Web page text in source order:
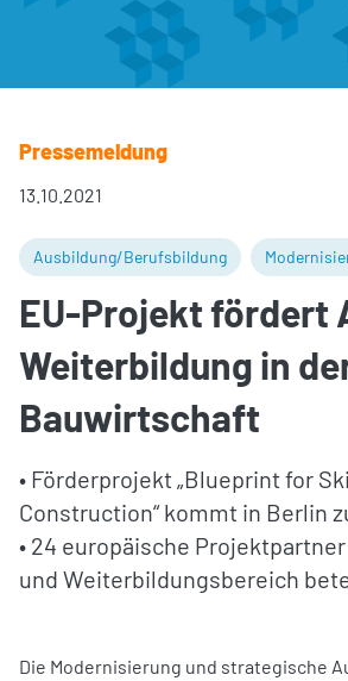
Pressemeldung
13.10.2021
Ausbildung/Berufsbildung
EU-Projekt fördert
Weiterbildung in
Bauwirtschaft
• Förderprojekt „Blueprint for
Construction“ kommt in Berlin
• 24 europäische
und Weiterbildungsbereich
Die Modernisierung und strategische